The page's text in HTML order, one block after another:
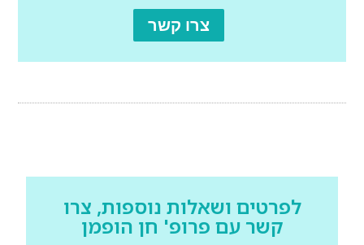
צרו קשר
לפרטים ושאלות נוספות, צרו
קשר עם פרופ' חן הופמן